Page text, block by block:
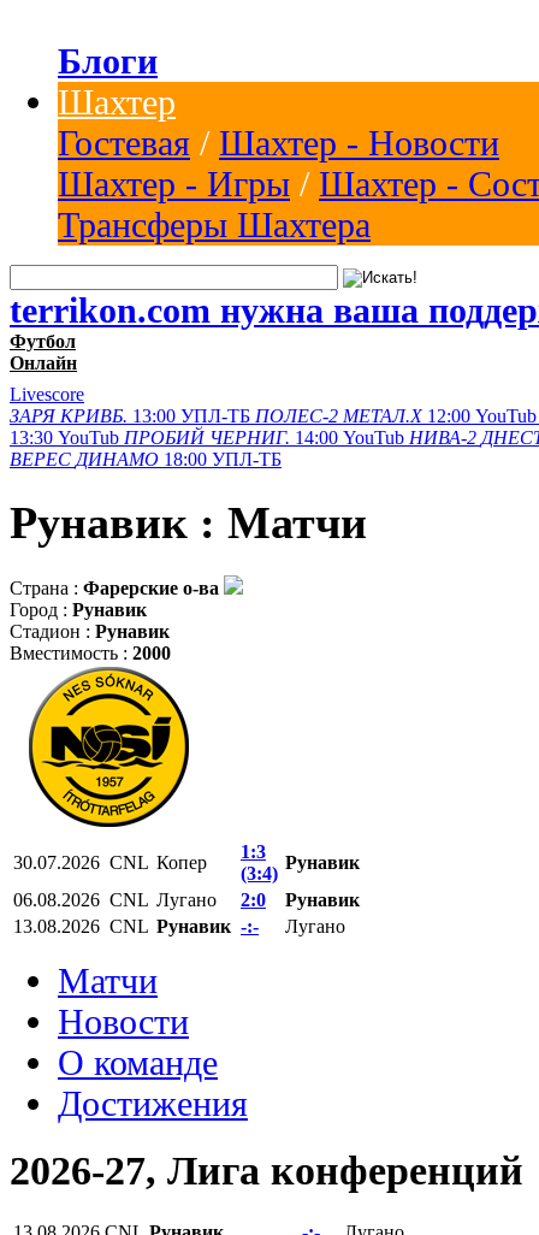
Блоги
Шахтер
Гостевая / Шахтер - Новости
Шахтер - Игры / Шахтер -
Трансферы Шахтера
terrikon.com нужна ваша
Футбол
Онлайн
Livescore
ЗАРЯ КРИВБ. 13:00 УПЛ-ТБ ПОЛЕС-2 МЕТАЛ.Х 12:00 YouTub
13:30 YouTub ПРОБИЙ ЧЕРНИГ. 14:00 YouTub НИВА-2
ВЕРЕС ДИНАМО 18:00 УПЛ-ТБ
Рунавик : Матчи
Страна : Фарерские о-ва
Город : Рунавик
Стадион : Рунавик
Вместимость : 2000
30.07.2026 CNL Копер
1:3
(3:4)
Рунавик
06.08.2026 CNL Лугано 2:0
Рунавик
13.08.2026 CNL Рунавик -:- Лугано
Матчи
Новости
О команде
Достижения
2026-27, Лига конференций